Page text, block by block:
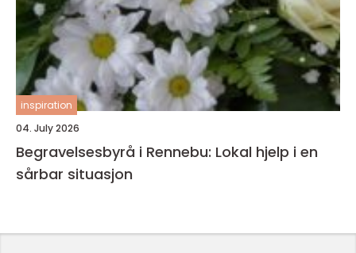
inspiration
04. July 2026
Begravelsesbyrå i Rennebu: Lokal hjelp i en
sårbar situasjon